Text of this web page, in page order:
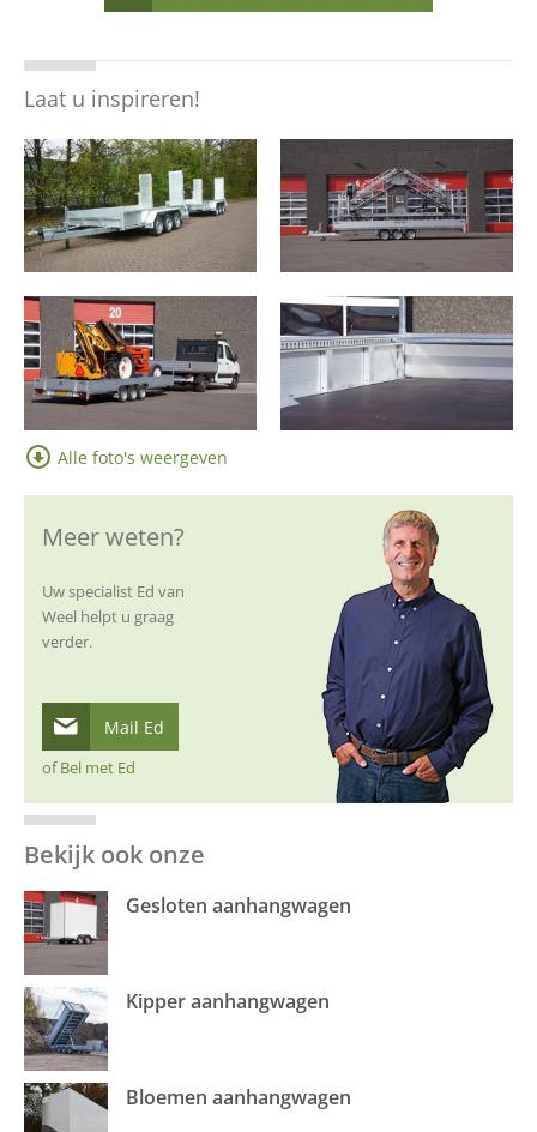
Laat u inspireren!
Alle foto's weergeven
Meer weten?
Uw specialist Ed van
Weel helpt u graag
verder.
Mail Ed
of Bel met Ed
Bekijk ook onze
Gesloten aanhangwagen
Kipper aanhangwagen
Bloemen aanhangwagen